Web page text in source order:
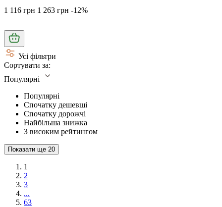
1 116 грн 1 263 грн -12%
Усі фільтри
Сортувати за:
Популярні
Популярні
Спочатку дешевші
Спочатку дорожчі
Найбільша знижка
З високим рейтингом
Показати ще 20
1
2
3
...
63